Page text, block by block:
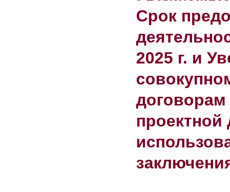
Срок
2025 г. и
договорам
проектной